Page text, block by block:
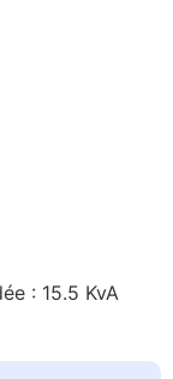
: 15.5 KvA